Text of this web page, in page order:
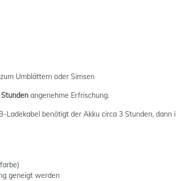
Umblättern oder Simsen
angenehme Erfrischung.
benötigt der Akku circa 3 Stunden,
geneigt werden